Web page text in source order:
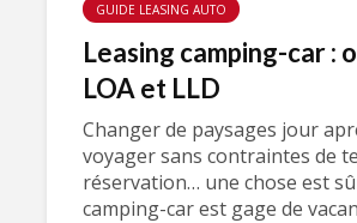
GUIDE LEASING AUTO
Leasing camping-car :
LOA et LLD
Changer de paysages jour
voyager sans contraintes de
réservation… une chose est
camping-car est gage de